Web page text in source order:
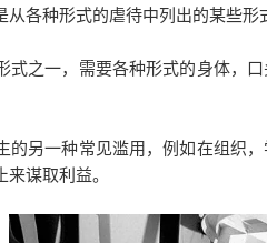
从各种形式的虐待中列出的某些形
式之一，需要各种形式的身体，
的另一种常见滥用，例如在组织
谋取利益。